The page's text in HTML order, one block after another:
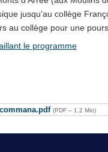
jusqu’au collège
au collège pour une
le programme
(PDF – 1.2 Mio)